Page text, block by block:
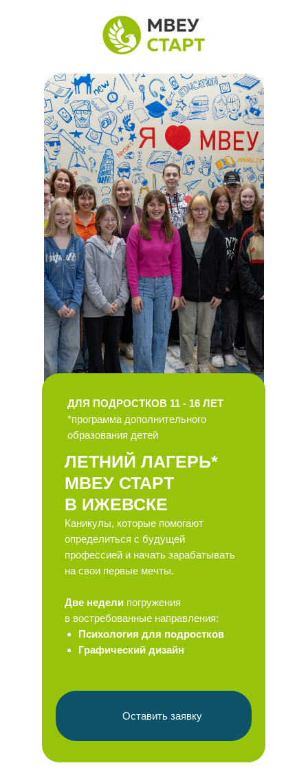
Оставить заявку
ЛЕТНИЙ ЛАГЕРЬ*
МВЕУ СТАРТ
В ИЖЕВСКЕ
Каникулы, которые помогают
определиться с будущей
профессией и начать зарабатывать
на свои первые мечты.
Две недели погружения
в востребованные направления:
Психология для подростков
Графический дизайн
ДЛЯ ПОДРОСТКОВ 11 - 16 ЛЕТ
*программа дополнительного
образования детей